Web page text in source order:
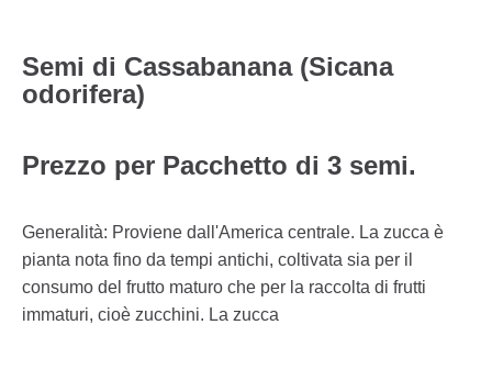
Semi di Cassabanana (Sicana
odorifera)
Prezzo per Pacchetto di 3 semi.
Generalità: Proviene dall'America centrale. La zucca è
pianta nota fino da tempi antichi, coltivata sia per il
consumo del frutto maturo che per la raccolta di frutti
immaturi, cioè zucchini. La zucca